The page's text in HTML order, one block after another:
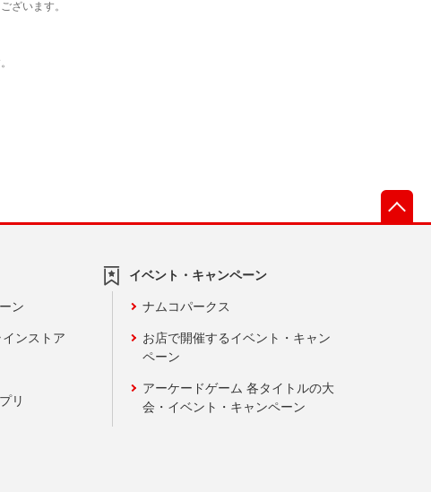
ン
ンストア
リ
イベント・キャンペーン
ナムコパークス
お店で開催するイベント・キャン
ペーン
アーケードゲーム 各タイトルの大
会・イベント・キャンペーン